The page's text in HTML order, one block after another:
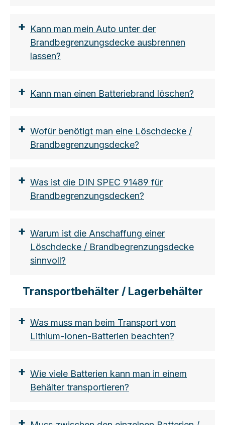
Größere Fahrzeuge wie Kombi, SUV,
Mittlere Fahrzeuggröße:
+ Kann man mein Auto unter der
Brandbegrenzungsdecke ausbrennen
lassen?
+ Kann man einen Batteriebrand löschen?
+ Wofür benötigt man eine Löschdecke /
Brandbegrenzungsdecke?
care.com/aktuelles/blog/brandbekaempfu
+ Was ist die DIN SPEC 91489 für
Brandbegrenzungsdecken?
Allgemeine Anforderungen
erwähnt.
Thermische Beständigkeit
+ Warum ist die Anschaffung einer
Löschdecke / Brandbegrenzungsdecke
sinnvoll?
Transportbehälter / Lagerbehälter
+ Was muss man beim Transport von
Lithium-Ionen-Batterien beachten?
+ Wie viele Batterien kann man in einem
Behälter transportieren?